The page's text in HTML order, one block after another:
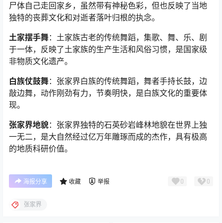
尸体自己走回家乡，虽然带有神秘色彩，但也反映了当地
独特的丧葬文化和对逝者落叶归根的执念。
土家摆手舞：土家族古老的传统舞蹈，集歌、舞、乐、剧
于一体，反映了土家族的生产生活和风俗习惯，是国家级
非物质文化遗产。
白族仗鼓舞：张家界白族的传统舞蹈，舞者手持长鼓，边
敲边舞，动作刚劲有力，节奏明快，是白族文化的重要体
现。
张家界地貌：张家界独特的石英砂岩峰林地貌在世界上独
一无二，是大自然经过亿万年雕琢而成的杰作，具有极高
的地质科研价值。
海报分享 收藏 举报 0 0
张家界